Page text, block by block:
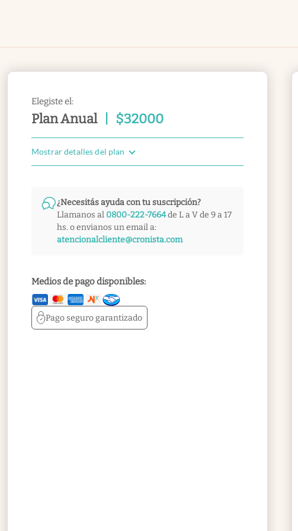
Elegiste el:
Plan Anual $32000
Mostrar detalles del plan
¿Necesitás ayuda con tu suscripción?
Llamanos al 0800-222-7664de L a V de 9 a 17
hs. o envianos un email a:
atencionalcliente@cronista.com
Medios de pago disponibles:
Pago segurogarantizado